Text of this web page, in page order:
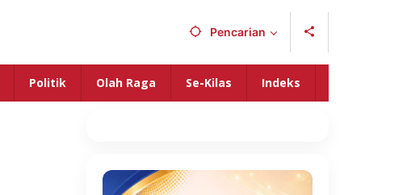
Pencarian
Politik Olah Raga Se-Kilas Indeks